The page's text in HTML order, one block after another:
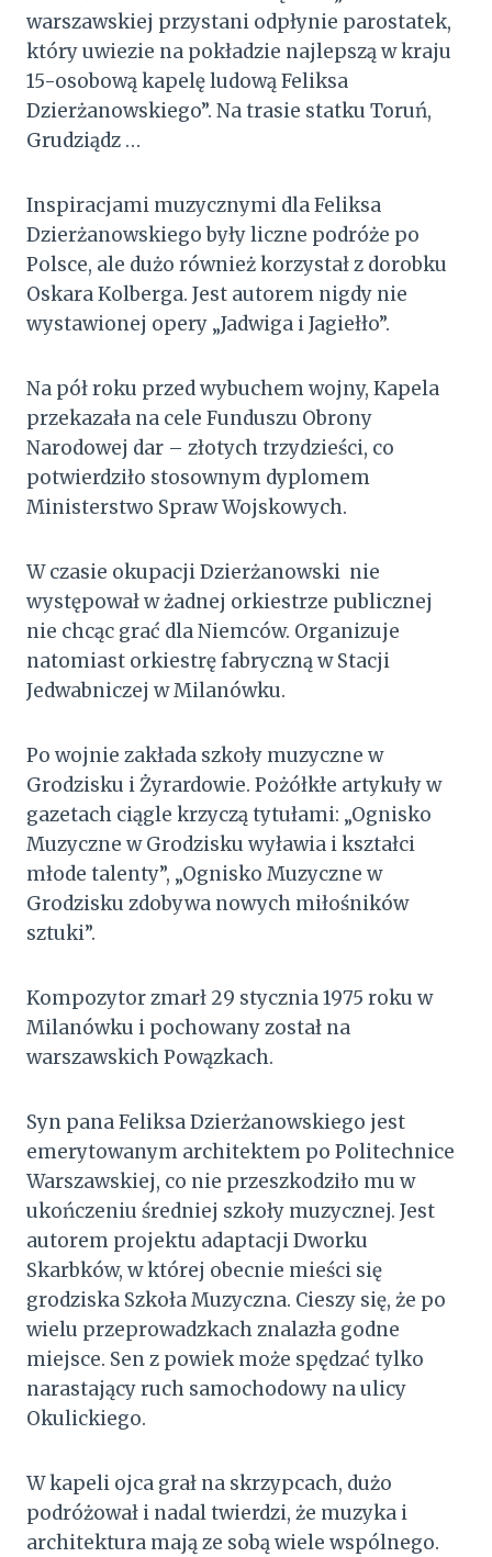
warszawskiej przystani odpłynie parostatek,
który uwiezie na pokładzie najlepszą w kraju
15-osobową kapelę ludową Feliksa
Dzierżanowskiego”. Na trasie statku Toruń,
Grudziądz …
Inspiracjami muzycznymi dla Feliksa
Dzierżanowskiego były liczne podróże po
Polsce, ale dużo również korzystał z dorobku
Oskara Kolberga. Jest autorem nigdy nie
wystawionej opery „Jadwiga i Jagiełło”.
Na pół roku przed wybuchem wojny, Kapela
przekazała na cele Funduszu Obrony
Narodowej dar – złotych trzydzieści, co
potwierdziło stosownym dyplomem
Ministerstwo Spraw Wojskowych.
W czasie okupacji Dzierżanowski nie
występował w żadnej orkiestrze publicznej
nie chcąc grać dla Niemców. Organizuje
natomiast orkiestrę fabryczną w Stacji
Jedwabniczej w Milanówku.
Po wojnie zakłada szkoły muzyczne w
Grodzisku i Żyrardowie. Pożółkłe artykuły w
gazetach ciągle krzyczą tytułami: „Ognisko
Muzyczne w Grodzisku wyławia i kształci
młode talenty”, „Ognisko Muzyczne w
Grodzisku zdobywa nowych miłośników
sztuki”.
Kompozytor zmarł 29 stycznia 1975 roku w
Milanówku i pochowany został na
warszawskich Powązkach.
Syn pana Feliksa Dzierżanowskiego jest
emerytowanym architektem po Politechnice
Warszawskiej, co nie przeszkodziło mu w
ukończeniu średniej szkoły muzycznej. Jest
autorem projektu adaptacji Dworku
Skarbków, w której obecnie mieści się
grodziska Szkoła Muzyczna. Cieszy się, że po
wielu przeprowadzkach znalazła godne
miejsce. Sen z powiek może spędzać tylko
narastający ruch samochodowy na ulicy
Okulickiego.
W kapeli ojca grał na skrzypcach, dużo
podróżował i nadal twierdzi, że muzyka i
architektura mają ze sobą wiele wspólnego.